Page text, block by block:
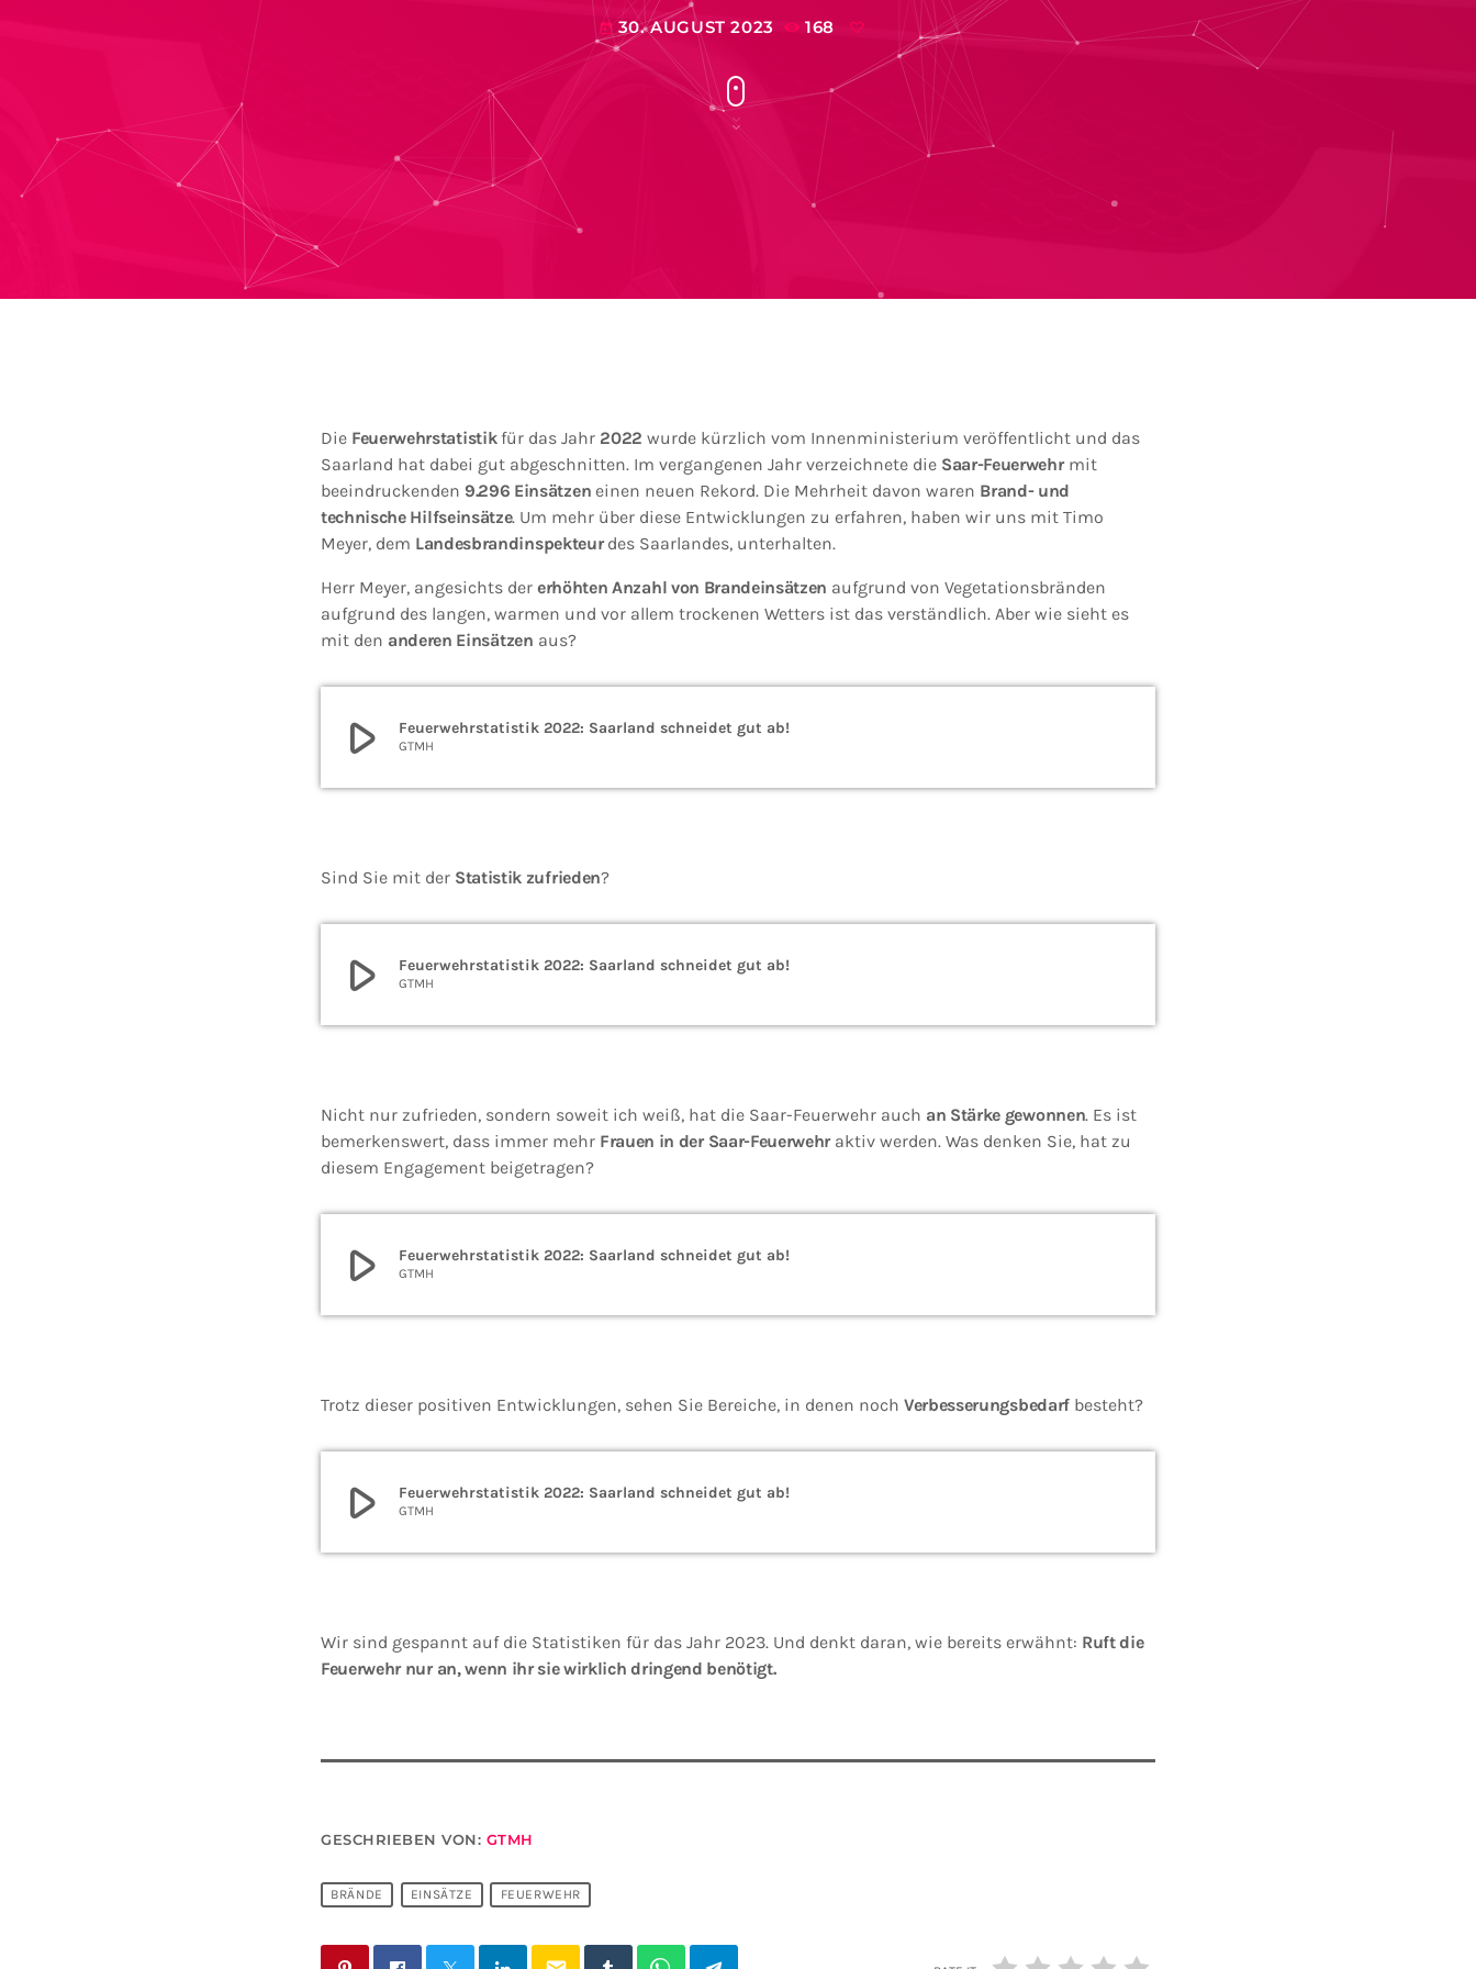
today 30. AUGUST 2023 168
Die Feuerwehrstatistikfür das Jahr 2022 wurde kürzlich vom Innenministerium veröffentlicht und das
Saarland hat dabei gut abgeschnitten. Im vergangenen Jahr verzeichnete die Saar-Feuerwehrmit
beeindruckenden 9.296 Einsätzen einen neuen Rekord. Die Mehrheit davon waren Brand- und
technische Hilfseinsätze. Um mehr über diese Entwicklungen zu erfahren, haben wir uns mit Timo
Meyer, dem Landesbrandinspekteurdes Saarlandes, unterhalten.
Herr Meyer, angesichts der erhöhten Anzahl von Brandeinsätzen aufgrund von Vegetationsbränden
aufgrund des langen, warmen und vor allem trockenen Wetters ist das verständlich. Aber wie sieht es
mit den anderen Einsätzen aus?
play_arrow Feuerwehrstatistik 2022: Saarland schneidet gut ab!
GTMH
Sind Sie mit der Statistik zufrieden?
play_arrow Feuerwehrstatistik 2022: Saarland schneidet gut ab!
GTMH
Nicht nur zufrieden, sondern soweit ich weiß, hat die Saar-Feuerwehr auch an Stärke gewonnen. Es ist
bemerkenswert, dass immer mehr Frauen in der Saar-Feuerwehraktiv werden. Was denken Sie, hat zu
diesem Engagement beigetragen?
play_arrow Feuerwehrstatistik 2022: Saarland schneidet gut ab!
GTMH
Trotz dieser positiven Entwicklungen, sehen Sie Bereiche, in denen noch Verbesserungsbedarfbesteht?
play_arrow Feuerwehrstatistik 2022: Saarland schneidet gut ab!
GTMH
Wir sind gespannt auf die Statistiken für das Jahr 2023. Und denkt daran, wie bereits erwähnt: Ruft die
Feuerwehr nur an, wenn ihr sie wirklich dringend benötigt.
GESCHRIEBEN VON: GTMH
BRÄNDE EINSÄTZE FEUERWEHR